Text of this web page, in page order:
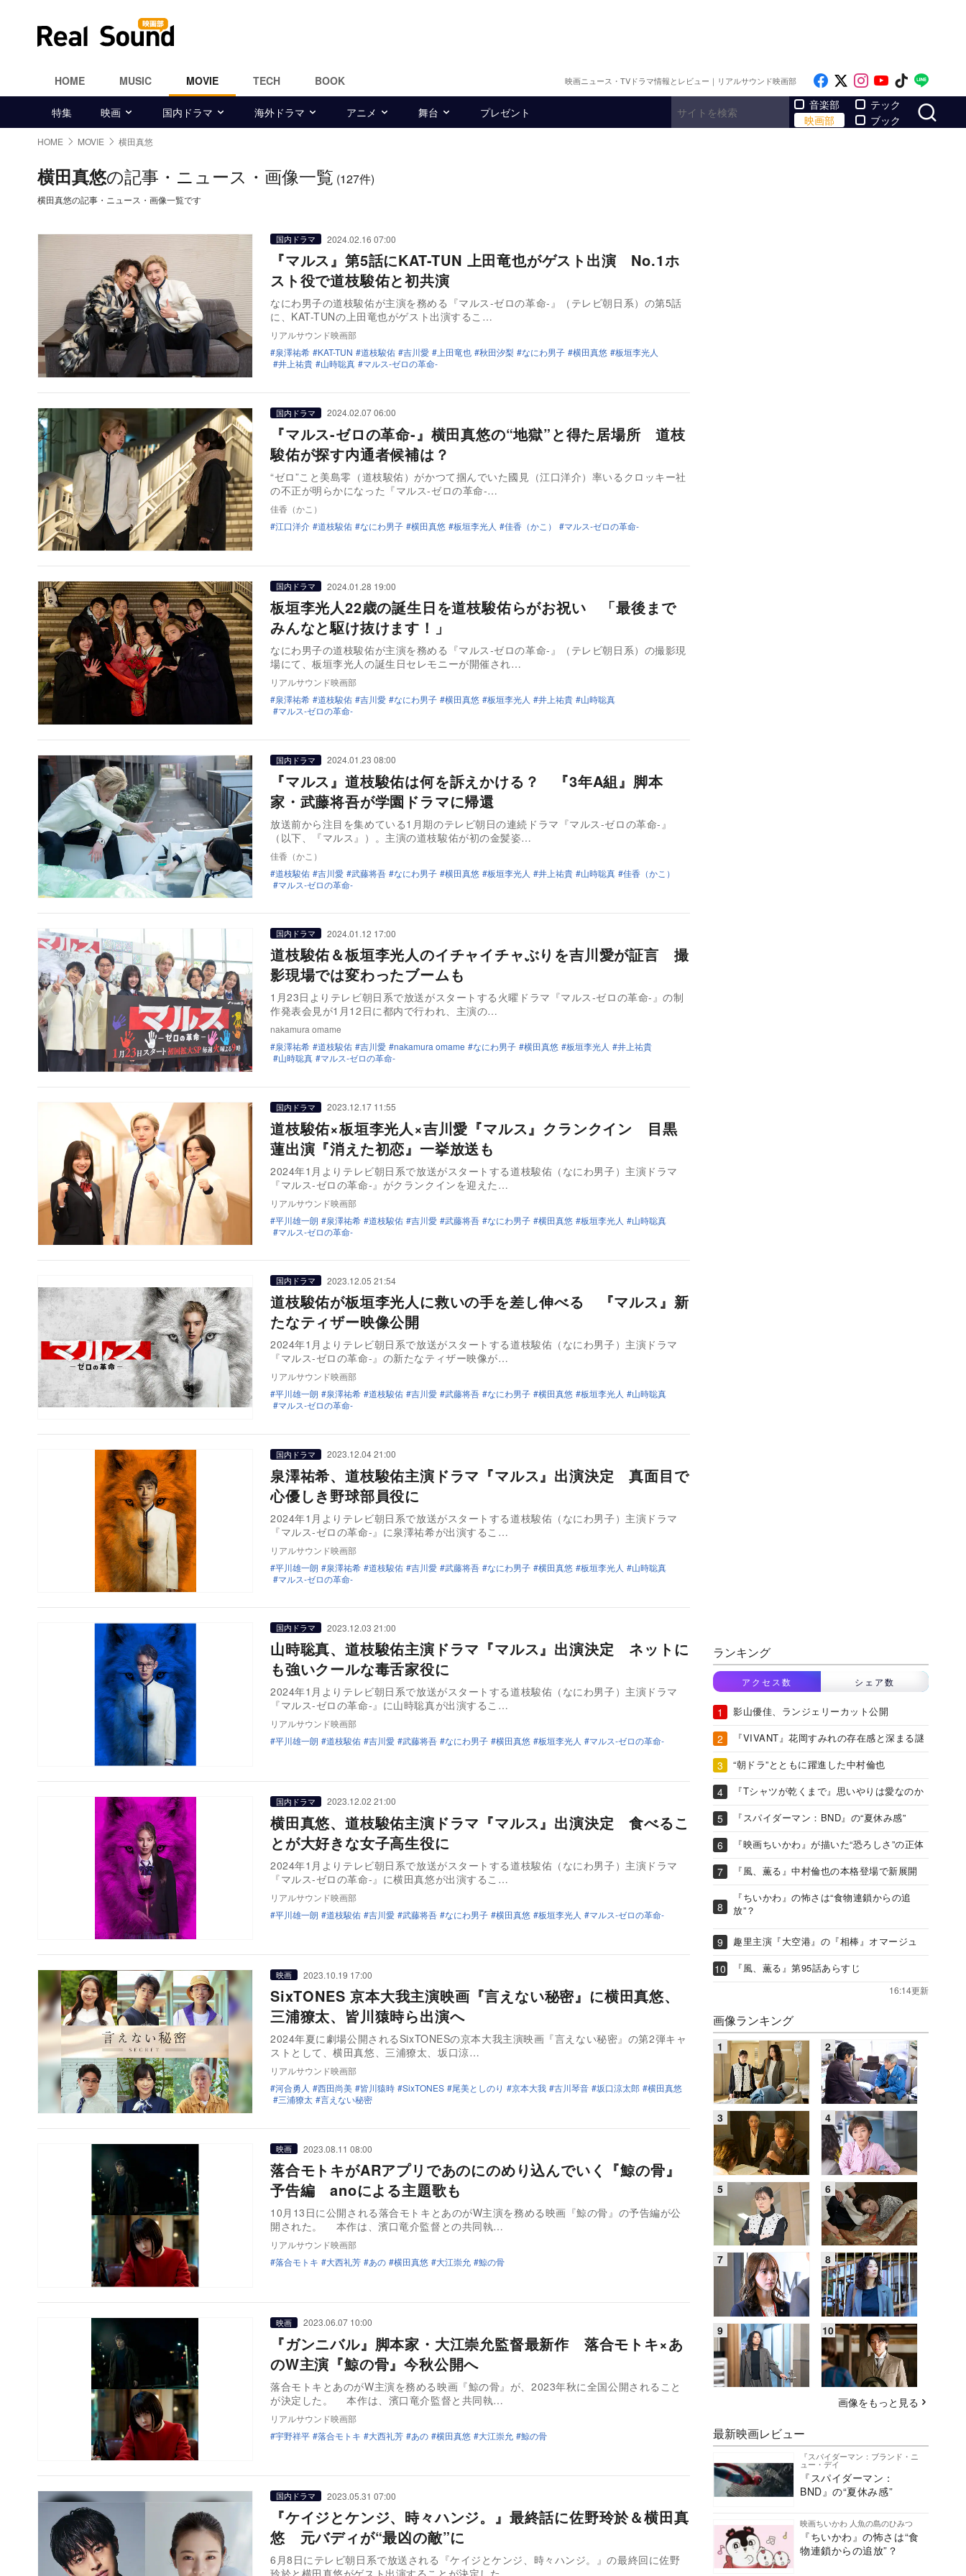
HOME MUSIC MOVIE TECH BOOK 映画ニュース・TVドラマ情報とレビュー｜リアルサウンド映画部 Like on Facebook
Follow on x
Follow on
Follow on
Follow
特集 映画 国内ドラマ 海外ドラマ アニメ 舞台 プレゼント
音楽部
映画部
テック
ブック
HOME MOVIE 横田真悠
横田真悠の記事・ニュース・画像一覧 (127件)
横田真悠の記事・ニュース・画像一覧です
国内ドラマ 2024.02.16 07:00
『マルス』第5話にKAT-TUN 上田竜也がゲスト出演 No.1ホ
スト役で道枝駿佑と初共演
なにわ男子の道枝駿佑が主演を務める『マルス-ゼロの革命-』（テレビ朝日系）の第5話
に、KAT-TUNの上田竜也がゲスト出演するこ…
リアルサウンド映画部
泉澤祐希
KAT-TUN 道枝駿佑 吉川愛 上田竜也 秋田汐梨 なにわ男子 横田真悠
板垣李光人
井上祐貴
山時聡真 マルス-ゼロの革命-
国内ドラマ 2024.02.07 06:00
『マルス-ゼロの革命-』横田真悠の“地獄”と得た居場所 道枝
駿佑が探す内通者候補は？
“ゼロ”こと美島零（道枝駿佑）がかつて掴んでいた國見（江口洋介）率いるクロッキー社
の不正が明らかになった『マルス-ゼロの革命-…
佳香（かこ）
江口洋介
道枝駿佑 なにわ男子 横田真悠 板垣李光人 佳香（かこ） マルス-ゼロの革命-
国内ドラマ 2024.01.28 19:00
板垣李光人22歳の誕生日を道枝駿佑らがお祝い 「最後まで
みんなと駆け抜けます！」
なにわ男子の道枝駿佑が主演を務める『マルス-ゼロの革命-』（テレビ朝日系）の撮影現
場にて、板垣李光人の誕生日セレモニーが開催され…
リアルサウンド映画部
泉澤祐希
道枝駿佑 吉川愛 なにわ男子 横田真悠 板垣李光人 井上祐貴
山時聡真
マルス-ゼロの革命-
国内ドラマ 2024.01.23 08:00
『マルス』道枝駿佑は何を訴えかける？ 『3年A組』脚本
家・武藤将吾が学園ドラマに帰還
放送前から注目を集めている1月期のテレビ朝日の連続ドラマ『マルス-ゼロの革命-』
（以下、『マルス』）。主演の道枝駿佑が初の金髪姿…
佳香（かこ）
道枝駿佑
吉川愛 武藤将吾 なにわ男子 横田真悠 板垣李光人 井上祐貴 山時聡真
佳香（かこ）
マルス-ゼロの革命-
国内ドラマ 2024.01.12 17:00
道枝駿佑＆板垣李光人のイチャイチャぶりを吉川愛が証言 撮
影現場では変わったブームも
1月23日よりテレビ朝日系で放送がスタートする火曜ドラマ『マルス-ゼロの革命-』の制
作発表会見が1月12日に都内で行われ、主演の…
nakamura omame
泉澤祐希
道枝駿佑 吉川愛 nakamura omame なにわ男子 横田真悠 板垣李光人
井上祐貴
山時聡真
マルス-ゼロの革命-
国内ドラマ 2023.12.17 11:55
道枝駿佑×板垣李光人×吉川愛『マルス』クランクイン 目黒
蓮出演『消えた初恋』一挙放送も
2024年1月よりテレビ朝日系で放送がスタートする道枝駿佑（なにわ男子）主演ドラマ
『マルス-ゼロの革命-』がクランクインを迎えた…
リアルサウンド映画部
平川雄一朗
泉澤祐希 道枝駿佑 吉川愛 武藤将吾 なにわ男子 横田真悠 板垣李光人
山時聡真
マルス-ゼロの革命-
国内ドラマ 2023.12.05 21:54
道枝駿佑が板垣李光人に救いの手を差し伸べる 『マルス』新
たなティザー映像公開
2024年1月よりテレビ朝日系で放送がスタートする道枝駿佑（なにわ男子）主演ドラマ
『マルス-ゼロの革命-』の新たなティザー映像が…
リアルサウンド映画部
平川雄一朗
泉澤祐希 道枝駿佑 吉川愛 武藤将吾 なにわ男子 横田真悠 板垣李光人
山時聡真
マルス-ゼロの革命-
国内ドラマ 2023.12.04 21:00
泉澤祐希、道枝駿佑主演ドラマ『マルス』出演決定 真面目で
心優しき野球部員役に
2024年1月よりテレビ朝日系で放送がスタートする道枝駿佑（なにわ男子）主演ドラマ
『マルス-ゼロの革命-』に泉澤祐希が出演するこ…
リアルサウンド映画部
平川雄一朗
泉澤祐希 道枝駿佑 吉川愛 武藤将吾 なにわ男子 横田真悠 板垣李光人
山時聡真
マルス-ゼロの革命-
国内ドラマ 2023.12.03 21:00
山時聡真、道枝駿佑主演ドラマ『マルス』出演決定 ネットに
も強いクールな毒舌家役に
2024年1月よりテレビ朝日系で放送がスタートする道枝駿佑（なにわ男子）主演ドラマ
『マルス-ゼロの革命-』に山時聡真が出演するこ…
リアルサウンド映画部
平川雄一朗
道枝駿佑 吉川愛 武藤将吾 なにわ男子 横田真悠 板垣李光人 マルス-ゼロの革命-
国内ドラマ 2023.12.02 21:00
横田真悠、道枝駿佑主演ドラマ『マルス』出演決定 食べるこ
とが大好きな女子高生役に
2024年1月よりテレビ朝日系で放送がスタートする道枝駿佑（なにわ男子）主演ドラマ
『マルス-ゼロの革命-』に横田真悠が出演するこ…
リアルサウンド映画部
平川雄一朗
道枝駿佑 吉川愛 武藤将吾 なにわ男子 横田真悠 板垣李光人 マルス-ゼロの革命-
映画 2023.10.19 17:00
SixTONES 京本大我主演映画『言えない秘密』に横田真悠、
三浦獠太、皆川猿時ら出演へ
2024年夏に劇場公開されるSixTONESの京本大我主演映画『言えない秘密』の第2弾キャ
ストとして、横田真悠、三浦獠太、坂口涼…
リアルサウンド映画部
河合勇人
西田尚美 皆川猿時 SixTONES 尾美としのり 京本大我 古川琴音 坂口涼太郎
横田真悠
三浦獠太
言えない秘密
映画 2023.08.11 08:00
落合モトキがARアプリであのにのめり込んでいく『鯨の骨』
予告編 anoによる主題歌も
10月13日に公開される落合モトキとあのがW主演を務める映画『鯨の骨』の予告編が公
開された。 本作は、濱口竜介監督との共同執…
リアルサウンド映画部
落合モトキ
大西礼芳 あの 横田真悠 大江崇允 鯨の骨
映画 2023.06.07 10:00
『ガンニバル』脚本家・大江崇允監督最新作 落合モトキ×あ
のW主演『鯨の骨』今秋公開へ
落合モトキとあのがW主演を務める映画『鯨の骨』が、2023年秋に全国公開されること
が決定した。 本作は、濱口竜介監督と共同執…
リアルサウンド映画部
宇野祥平
落合モトキ 大西礼芳 あの 横田真悠 大江崇允 鯨の骨
国内ドラマ 2023.05.31 07:00
『ケイジとケンジ、時々ハンジ。』最終話に佐野玲於＆横田真
悠 元バディが“最凶の敵”に
6月8日にテレビ朝日系で放送される『ケイジとケンジ、時々ハンジ。』の最終回に佐野
ランキング
アクセス数 シェア数
影山優佳、ランジェリーカット公開
『VIVANT』花岡すみれの存在感と深まる謎
“朝ドラ”とともに躍進した中村倫也
『Tシャツが乾くまで』思いやりは愛なのか
『スパイダーマン：BND』の“夏休み感”
『映画ちいかわ』が描いた“恐ろしさ”の正体
『風、薫る』中村倫也の本格登場で新展開
『ちいかわ』の怖さは“食物連鎖からの追
放”？
趣里主演『大空港』の『相棒』オマージュ
『風、薫る』第95話あらすじ
16:14更新
画像ランキング
画像をもっと見る
最新映画レビュー
『スパイダーマン：ブランド・ニ
ュー・デイ
『スパイダーマン：
BND』の“夏休み感”
映画ちいかわ 人魚の島のひみつ
『ちいかわ』の怖さは“食
物連鎖からの追放”？